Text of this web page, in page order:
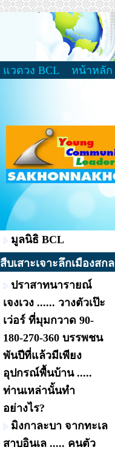
แวดวง BCL หน้าหลัก
มูลนิธิ BCL
สืบเสาะเจาะลึกเมืองสกล
ปราสาทนารายณ์
เจงเวง ...... วางตัวเป๊ะ
เว่อร์ ที่มุมกวาด 90-
180-270-360 บรรพชน
พันปีที่แล้วมีเพียง
อุปกรณ์พื้นบ้าน .....
ท่านเหล่านั้นทำ
อย่างไร?
มิงกาละบา จากทะเล
สาบอินเล ..... คนตัว